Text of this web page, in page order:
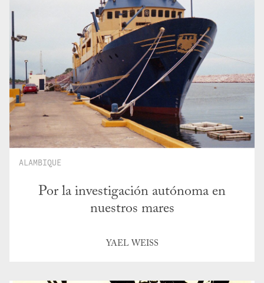
ALAMBIQUE
Por la investigación autónoma en
nuestros mares
YAEL WEISS